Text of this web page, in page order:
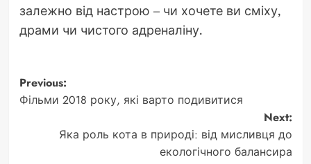
залежно від настрою – чи хочете ви сміху,
драми чи чистого адреналіну.
Post
navigation
Previous:
Фільми 2018 року, які варто подивитися
Next:
Яка роль кота в природі: від мисливця до
екологічного балансира